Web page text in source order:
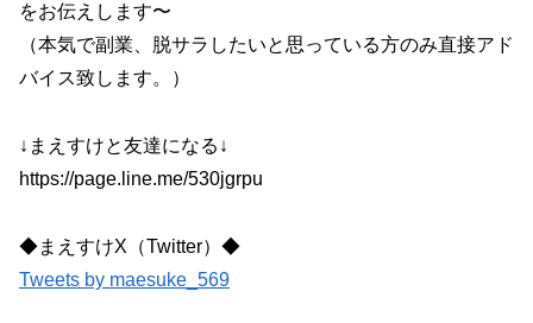
をお伝えします〜
（本気で副業、脱サラしたいと思っている方のみ直接アド
バイス致します。）
↓まえすけと友達になる↓
https://page.line.me/530jgrpu
◆まえすけX（Twitter）◆
Tweets by maesuke_569